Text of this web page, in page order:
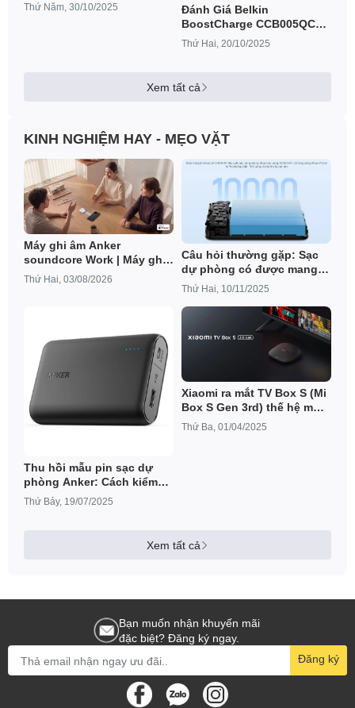
Thứ Năm, 30/10/2025
Đánh Giá Belkin
BoostCharge CCB005QCBK
– Sạc Ô Tô Hai Cổng 42W
Chuẩn PD + Quick Charge
Thứ Hai, 20/10/2025
Xem tất cả
KINH NGHIỆM HAY - MẸO VẶT
Máy ghi âm Anker
soundcore Work | Máy ghi
âm AI có thể đeo được cỡ
đồng xu
Thứ Hai, 03/08/2026
Câu hỏi thường gặp: Sạc
dự phòng có được mang
lên máy bay không?
Thứ Hai, 10/11/2025
Thu hồi mẫu pin sạc dự
phòng Anker: Cách kiểm
tra serial và đổi trả sản
phẩm mới
Thứ Bảy, 19/07/2025
Xiaomi ra mắt TV Box S (Mi
Box S Gen 3rd) thế hệ mới:
Cấu hình mạnh mẽ hơn,
chạy Google TV
Thứ Ba, 01/04/2025
Xem tất cả
Bạn muốn nhận khuyến mãi
đặc biệt? Đăng ký ngay.
Đăng ký